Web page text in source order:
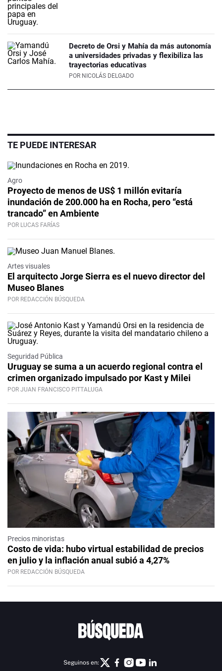
Decreto de Orsi y Mahía da más autonomía
a universidades privadas y flexibiliza las
trayectorias educativas
POR NICOLÁS DELGADO
TE PUEDE INTERESAR
Agro
Proyecto de menos de US$ 1 millón evitaría
inundación de 200.000 ha en Rocha, pero “está
trancado” en Ambiente
POR LUCAS FARÍAS
Artes visuales
El arquitecto Jorge Sierra es el nuevo director del
Museo Blanes
POR REDACCIÓN BÚSQUEDA
Seguridad Pública
Uruguay se suma a un acuerdo regional contra el
crimen organizado impulsado por Kast y Milei
POR JUAN FRANCISCO PITTALUGA
Precios minoristas
Costo de vida: hubo virtual estabilidad de precios
en julio y la inflación anual subió a 4,27%
POR REDACCIÓN BÚSQUEDA
Seguinos en: